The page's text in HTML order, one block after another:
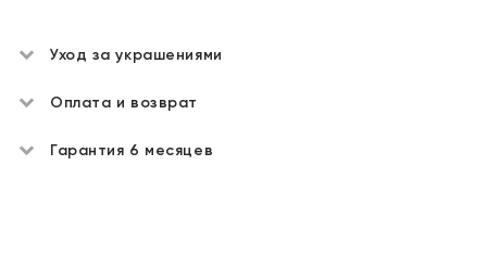
Уход за украшениями
Оплата и возврат
Гарантия 6 месяцев